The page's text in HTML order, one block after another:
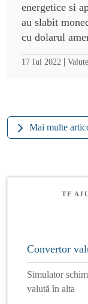
energetice si
au slabit
cu dolarul
17 Iul 2022 | Valute
Mai multe
TE
Convertor
Simulator
valută în alta